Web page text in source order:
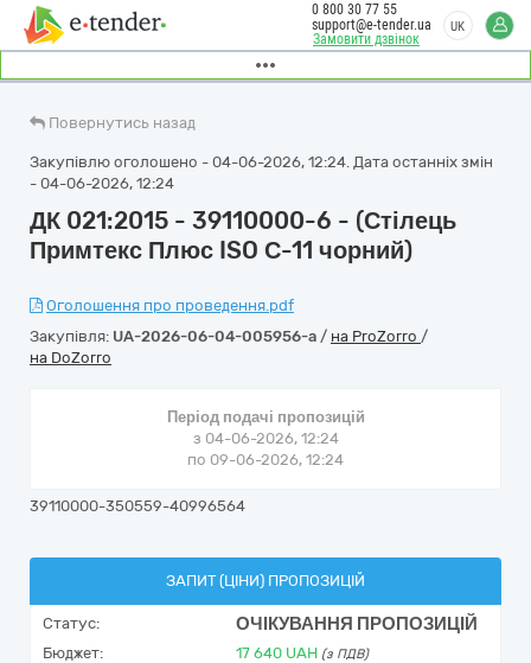
Замовити дзвінок
0 800 30 77 55
support@e-tender.ua
UK
Повернутись назад
Закупівлю оголошено - 04-06-2026, 12:24. Дата останніх змін
- 04-06-2026, 12:24
ДК 021:2015 - 39110000-6 - (Стілець
Примтекс Плюс ISO С-11 чорний)
Оголошення про проведення.pdf
Закупівля: UA-2026-06-04-005956-a / на ProZorro /
на DoZorro
Період подачі пропозицій
з 04-06-2026, 12:24
по 09-06-2026, 12:24
39110000-350559-40996564
ЗАПИТ (ЦІНИ) ПРОПОЗИЦІЙ
Статус: ОЧІКУВАННЯ ПРОПОЗИЦІЙ
Бюджет: 17 640 UAH (з ПДВ)